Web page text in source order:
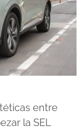
entre
la SEL